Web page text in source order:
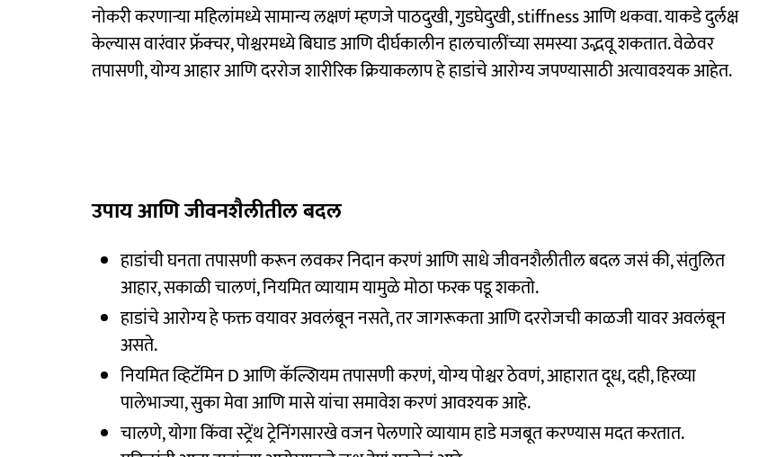
नोकरी करणाऱ्या महिलांमध्ये सामान्य लक्षणं म्हणजे पाठदुखी, गुडघेदुखी, stiffness आणि थकवा. याकडे दुर्लक्ष
केल्यास वारंवार फ्रॅक्चर, पोश्चरमध्ये बिघाड आणि दीर्घकालीन हालचालींच्या समस्या उद्भवू शकतात. वेळेवर
तपासणी, योग्य आहार आणि दररोज शारीरिक क्रियाकलाप हे हाडांचे आरोग्य जपण्यासाठी अत्यावश्यक आहेत.
उपाय आणि जीवनशैलीतील बदल
हाडांची घनता तपासणी करून लवकर निदान करणं आणि साधे जीवनशैलीतील बदल जसं की, संतुलित
आहार, सकाळी चालणं, नियमित व्यायाम यामुळे मोठा फरक पडू शकतो.
हाडांचे आरोग्य हे फक्त वयावर अवलंबून नसते, तर जागरूकता आणि दररोजची काळजी यावर अवलंबून
असते.
नियमित व्हिटॅमिन D आणि कॅल्शियम तपासणी करणं, योग्य पोश्चर ठेवणं, आहारात दूध, दही, हिरव्या
पालेभाज्या, सुका मेवा आणि मासे यांचा समावेश करणं आवश्यक आहे.
चालणे, योगा किंवा स्ट्रेंथ ट्रेनिंगसारखे वजन पेलणारे व्यायाम हाडे मजबूत करण्यास मदत करतात.